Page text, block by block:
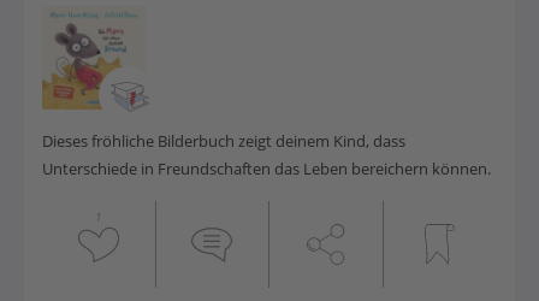
Dieses fröhliche Bilderbuch zeigt deinem Kind, dass
Unterschiede in Freundschaften das Leben bereichern können.
1